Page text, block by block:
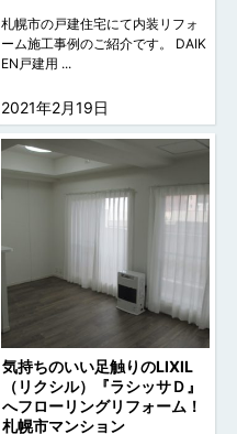
札幌市の戸建住宅にて内装リフォ
ーム施工事例のご紹介です。 DAIK
EN戸建用 ...
2021年2月19日
気持ちのいい足触りのLIXIL
（リクシル）『ラシッサＤ』
へフローリングリフォーム！
札幌市マンション